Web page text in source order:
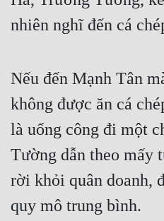
Kinh Dị
Kỳ Huyễn
Kỳ Ảo
Linh Dị
Làm Giàu
nhiên nghĩ đến cá
Nếu đến Mạnh Tân
không được ăn cá
là uổng công đi một
Tường dẫn theo mấy
rời khỏi quân doanh,
quy mô trung bình.